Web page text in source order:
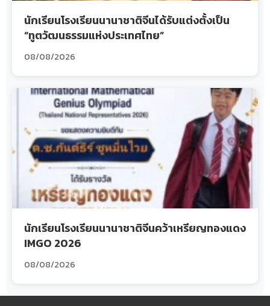
นักเรียนโรงเรียนนานาชาติจีนได้รับแต่งตั้งเป็น
“ทูตวัฒนธรรมแห่งประเทศไทย”
08/08/2026
นักเรียนโรงเรียนนานาชาติจีนคว้าเหรียญทองแดง
IMGO 2026
08/08/2026